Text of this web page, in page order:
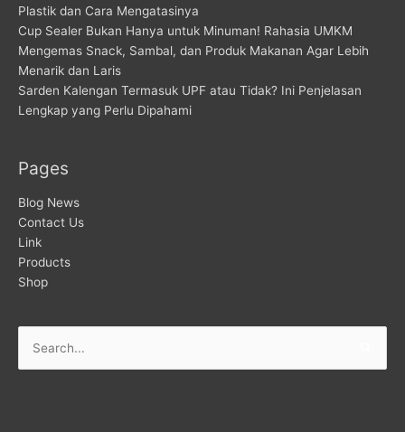
Plastik dan Cara Mengatasinya
Cup Sealer Bukan Hanya untuk Minuman! Rahasia UMKM
Mengemas Snack, Sambal, dan Produk Makanan Agar Lebih
Menarik dan Laris
Sarden Kalengan Termasuk UPF atau Tidak? Ini Penjelasan
Lengkap yang Perlu Dipahami
Pages
Blog News
Contact Us
Link
Products
Shop